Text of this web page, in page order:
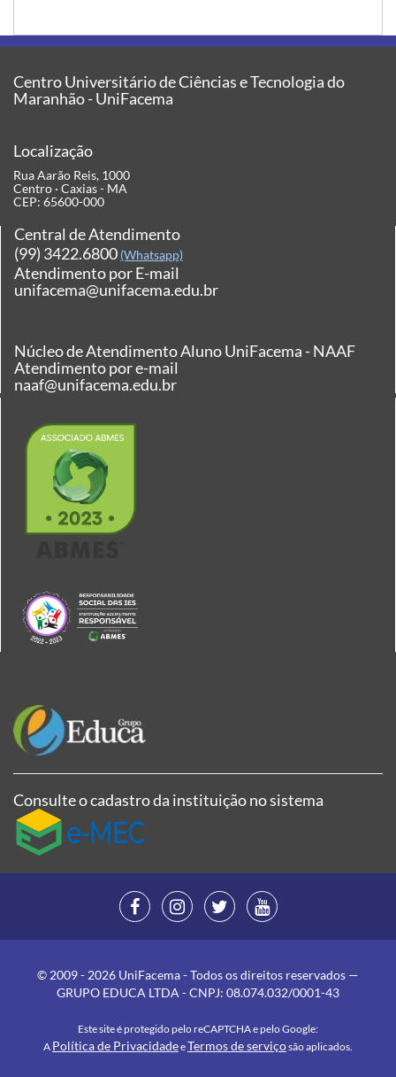
Centro Universitário de Ciências e Tecnologia do
Maranhão - UniFacema
Localização
Rua Aarão Reis, 1000
Centro · Caxias - MA
CEP: 65600-000
Central de Atendimento
(99) 3422.6800 (Whatsapp)
Atendimento por E-mail
unifacema@unifacema.edu.br
Núcleo de Atendimento Aluno UniFacema - NAAF
Atendimento por e-mail
naaf@unifacema.edu.br
Consulte o cadastro da instituição no sistema
© 2009 - 2026 UniFacema - Todos os direitos reservados —
GRUPO EDUCA LTDA - CNPJ: 08.074.032/0001-43
Este site é protegido pelo reCAPTCHA e pelo Google:
A Política de PrivacidadeeTermos de serviçosão aplicados.